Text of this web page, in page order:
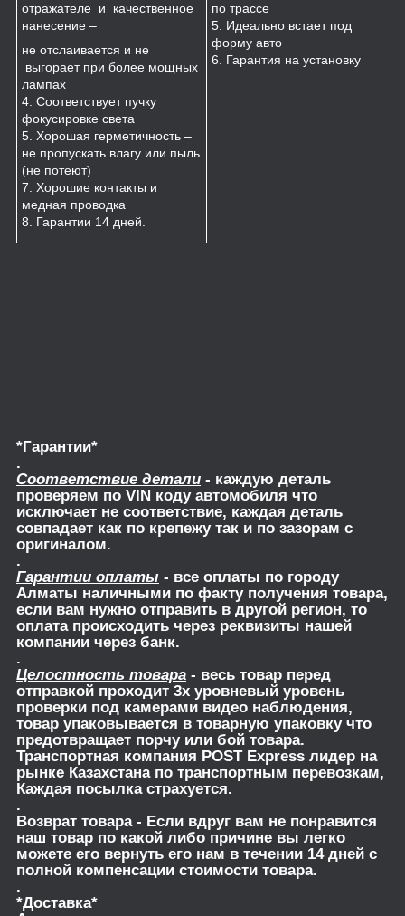
отражателе и качественное
нанесение –
не отслаивается и не
выгорает при более мощных
лампах
4. Соответствует пучку
фокусировке света
5. Хорошая герметичность –
не пропускать влагу или пыль
(не потеют)
7. Хорошие контакты и
медная проводка
8. Гарантии 14 дней.
по трассе
5. Идеально встает под
форму авто
6. Гарантия на установку
*Гарантии*
.
Соответствие детали - каждую деталь
проверяем по VIN коду автомобиля что
исключает не соответствие, каждая деталь
совпадает как по крепежу так и по зазорам с
оригиналом.
.
Гарантии оплаты - все оплаты по городу
Алматы наличными по факту получения товара,
если вам нужно отправить в другой регион, то
оплата происходить через реквизиты нашей
компании через банк.
.
Целостность товара - весь товар перед
отправкой проходит 3х уровневый уровень
проверки под камерами видео наблюдения,
товар упаковывается в товарную упаковку что
предотвращает порчу или бой товара.
Транспортная компания POST Express лидер на
рынке Казахстана по транспортным перевозкам,
Каждая посылка страхуется.
.
Возврат товара- Если вдруг вам не понравится
наш товар по какой либо причине вы легко
можете его вернуть его нам в течении 14 дней с
полной компенсации стоимости товара.
.
*Доставка*